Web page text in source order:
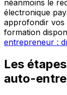
néanmoins le
électronique
approfondir vos
formation
entrepreneur :
Les
auto-